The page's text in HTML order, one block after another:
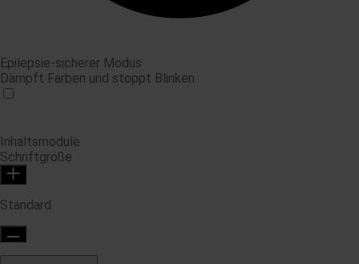
Epilepsie-sicherer Modus
Dämpft Farben und stoppt Blinken
Inhaltsmodule
Schriftgröße
Standard